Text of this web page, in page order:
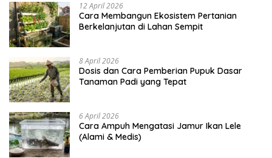
12 April 2026
Cara Membangun Ekosistem Pertanian
Berkelanjutan di Lahan Sempit
8 April 2026
Dosis dan Cara Pemberian Pupuk Dasar
Tanaman Padi yang Tepat
6 April 2026
Cara Ampuh Mengatasi Jamur Ikan Lele
(Alami & Medis)